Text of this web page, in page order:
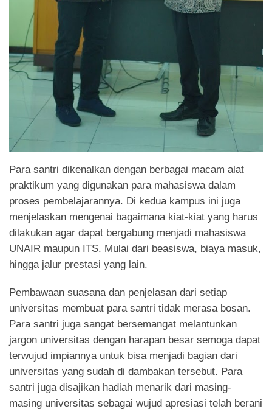
Para santri dikenalkan dengan berbagai macam alat
praktikum yang digunakan para mahasiswa dalam
proses pembelajarannya. Di kedua kampus ini juga
menjelaskan mengenai bagaimana kiat-kiat yang harus
dilakukan agar dapat bergabung menjadi mahasiswa
UNAIR maupun ITS. Mulai dari beasiswa, biaya masuk,
hingga jalur prestasi yang lain.
Pembawaan suasana dan penjelasan dari setiap
universitas membuat para santri tidak merasa bosan.
Para santri juga sangat bersemangat melantunkan
jargon universitas dengan harapan besar semoga dapat
terwujud impiannya untuk bisa menjadi bagian dari
universitas yang sudah di dambakan tersebut. Para
santri juga disajikan hadiah menarik dari masing-
masing universitas sebagai wujud apresiasi telah berani